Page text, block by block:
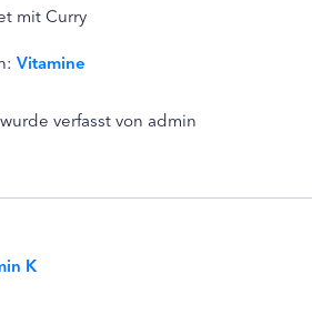
mit Curry
Vitamine
verfasst von admin
K